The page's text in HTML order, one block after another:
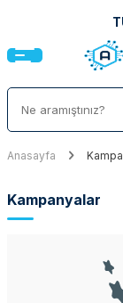
Anasayfa
Kampanyalar